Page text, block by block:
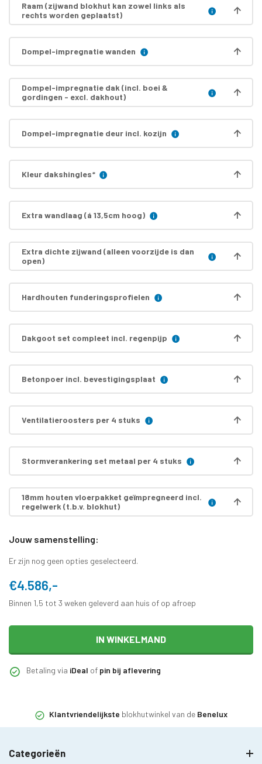
Raam (zijwand blokhut kan zowel links als
rechts worden geplaatst)
Dompel-impregnatie wanden
Dompel-impregnatie dak (incl. boei &
gordingen - excl. dakhout)
Dompel-impregnatie deur incl. kozijn
Kleur dakshingles*
Extra wandlaag (á 13,5cm hoog)
Extra dichte zijwand (alleen voorzijde is dan
open)
Hardhouten funderingsprofielen
Dakgoot set compleet incl. regenpijp
Betonpoer incl. bevestigingsplaat
Ventilatieroosters per 4 stuks
Stormverankering set metaal per 4 stuks
18mm houten vloerpakket geïmpregneerd incl.
regelwerk (t.b.v. blokhut)
Jouw samenstelling:
Er zijn nog geen opties geselecteerd.
€4.586,-
Binnen 1,5 tot 3 weken geleverd aan huis of op afroep
IN WINKELMAND
Betaling via iDeal of pin bij aflevering
Klantvriendelijkste blokhutwinkel van de Benelux
Categorieën